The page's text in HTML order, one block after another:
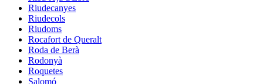
Riudecanyes
Riudecols
Riudoms
Rocafort de Queralt
Roda de Berà
Rodonyà
Roquetes
Salomó